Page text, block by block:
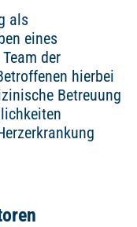
als
eines
der
hierbei
Betreuung